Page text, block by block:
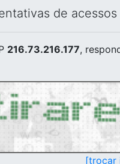
de
216.73.216.177,
[trocar